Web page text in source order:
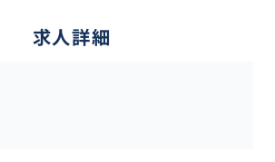
求人詳細